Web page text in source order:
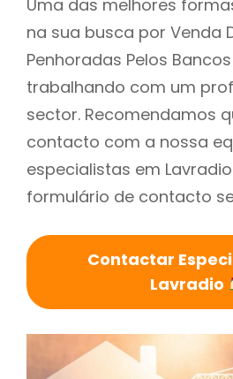
Uma das melhores
na sua busca por Venda
Penhoradas Pelos
trabalhando com um
sector. Recomendamos
contacto com a nossa
especialistas em
formulário de contacto
Contactar
Lavradio